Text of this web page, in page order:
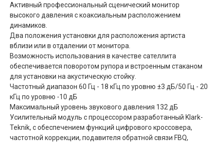
Активный профессиональный сценический монитор
высокого давления с коаксиальным расположением
динамиков.
Два положения установки для расположения артиста
вблизи или в отдалении от монитора.
Возможность использования в качестве сателлита
обеспечивается поворотом рупора и встроенным стаканом
для установки на акустическую стойку.
Частотный диапазон 60 Гц - 18 кГц по уровню ±3 дБ/50 Гц - 20
кГц по уровню -10 дБ
Максимальный уровень звукового давления 132 дБ
Усилительный модуль с процессором разработанный Klark-
Teknik, с обеспечением функций цифрового кроссовера,
частотной коррекции, подавителя обратной связи FBQ,